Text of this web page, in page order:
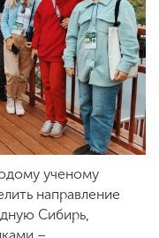
ученому
направление
Сибирь,